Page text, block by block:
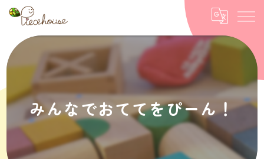
みんなでおててをぴーん！